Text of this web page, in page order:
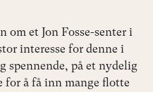
et Jon Fosse-senter i
interesse for denne i
spennende, på et nydelig
for å få inn mange flotte